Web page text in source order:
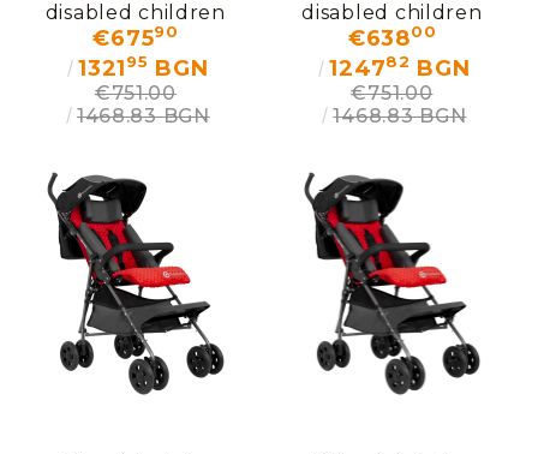
disabled children
Mamalu
€67590
132195 BGN
€751.00
1468.83 BGN
disabled children
Mamalu
€63800
124782 BGN
€751.00
1468.83 BGN